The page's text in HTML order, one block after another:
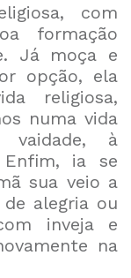
com
formação
Já moça e
opção, ela
religiosa,
numa vida
vaidade, à
ia se
sua veio a
alegria ou
inveja e
na